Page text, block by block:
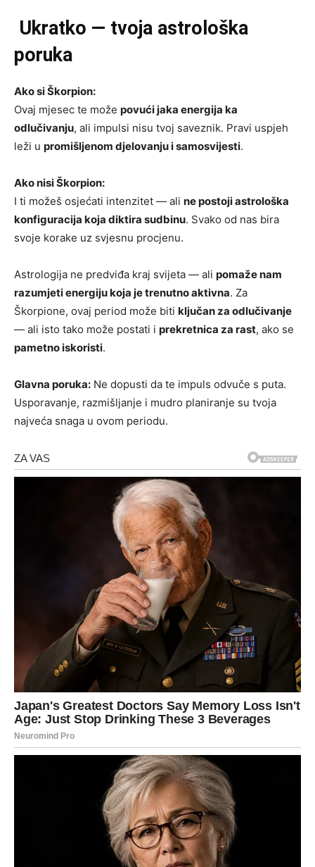
Ukratko — tvoja astrološka
poruka
Ako si Škorpion:
Ovaj mjesec te može povući jaka energija ka
odlučivanju, ali impulsi nisu tvoj saveznik. Pravi uspjeh
leži u promišljenom djelovanju i samosvijesti.
Ako nisi Škorpion:
I ti možeš osjećati intenzitet — ali ne postoji astrološka
konfiguracija koja diktira sudbinu. Svako od nas bira
svoje korake uz svjesnu procjenu.
Astrologija ne predviđa kraj svijeta — ali pomaže nam
razumjeti energiju koja je trenutno aktivna. Za
Škorpione, ovaj period može biti ključan za odlučivanje
— ali isto tako može postati i prekretnica za rast, ako se
pametno iskoristi.
Glavna poruka: Ne dopusti da te impuls odvuče s puta.
Usporavanje, razmišljanje i mudro planiranje su tvoja
najveća snaga u ovom periodu.